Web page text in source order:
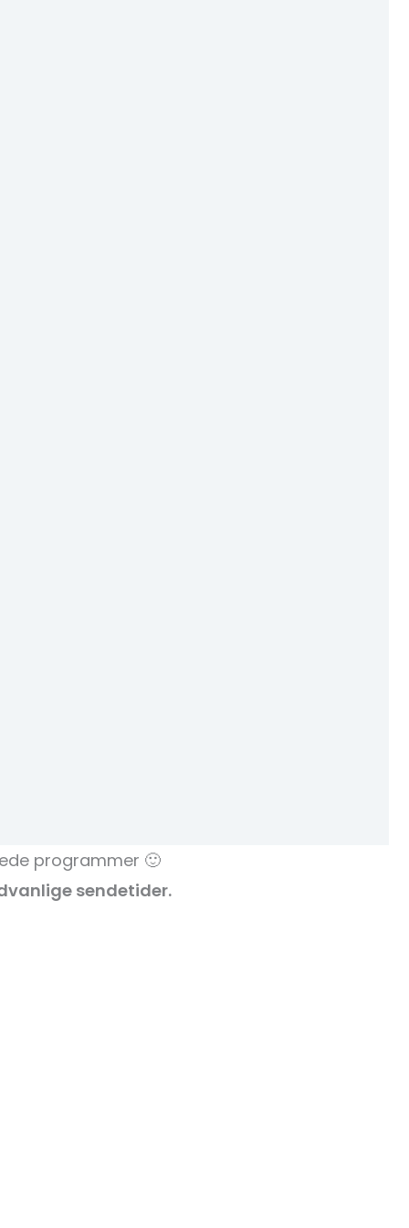
programmer 🙂
sendetider.